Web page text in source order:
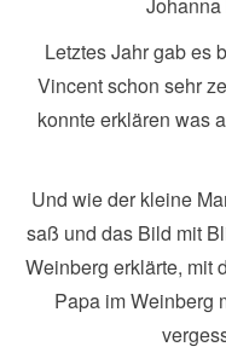
Letztes Jahr gab es
Vincent schon sehr
konnte erklären was
Und wie der kleine
saß und das Bild mit
Weinberg erklärte, mit
Papa im Weinberg